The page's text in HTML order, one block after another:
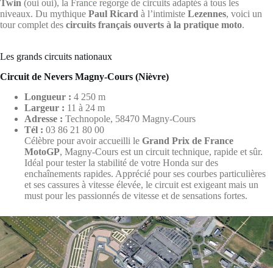
Twin (oui oui), la France regorge de circuits adaptés à tous les
niveaux. Du mythique Paul Ricard à l’intimiste Lezennes, voici un
tour complet des circuits français ouverts à la pratique moto.
Les grands circuits nationaux
Circuit de Nevers Magny-Cours (Nièvre)
Longueur : 4 250 m
Largeur : 11 à 24 m
Adresse : Technopole, 58470 Magny-Cours
Tél : 03 86 21 80 00
Célèbre pour avoir accueilli le Grand Prix de France
MotoGP, Magny-Cours est un circuit technique, rapide et sûr.
Idéal pour tester la stabilité de votre Honda sur des
enchaînements rapides. Apprécié pour ses courbes particulières
et ses cassures à vitesse élevée, le circuit est exigeant mais un
must pour les passionnés de vitesse et de sensations fortes.